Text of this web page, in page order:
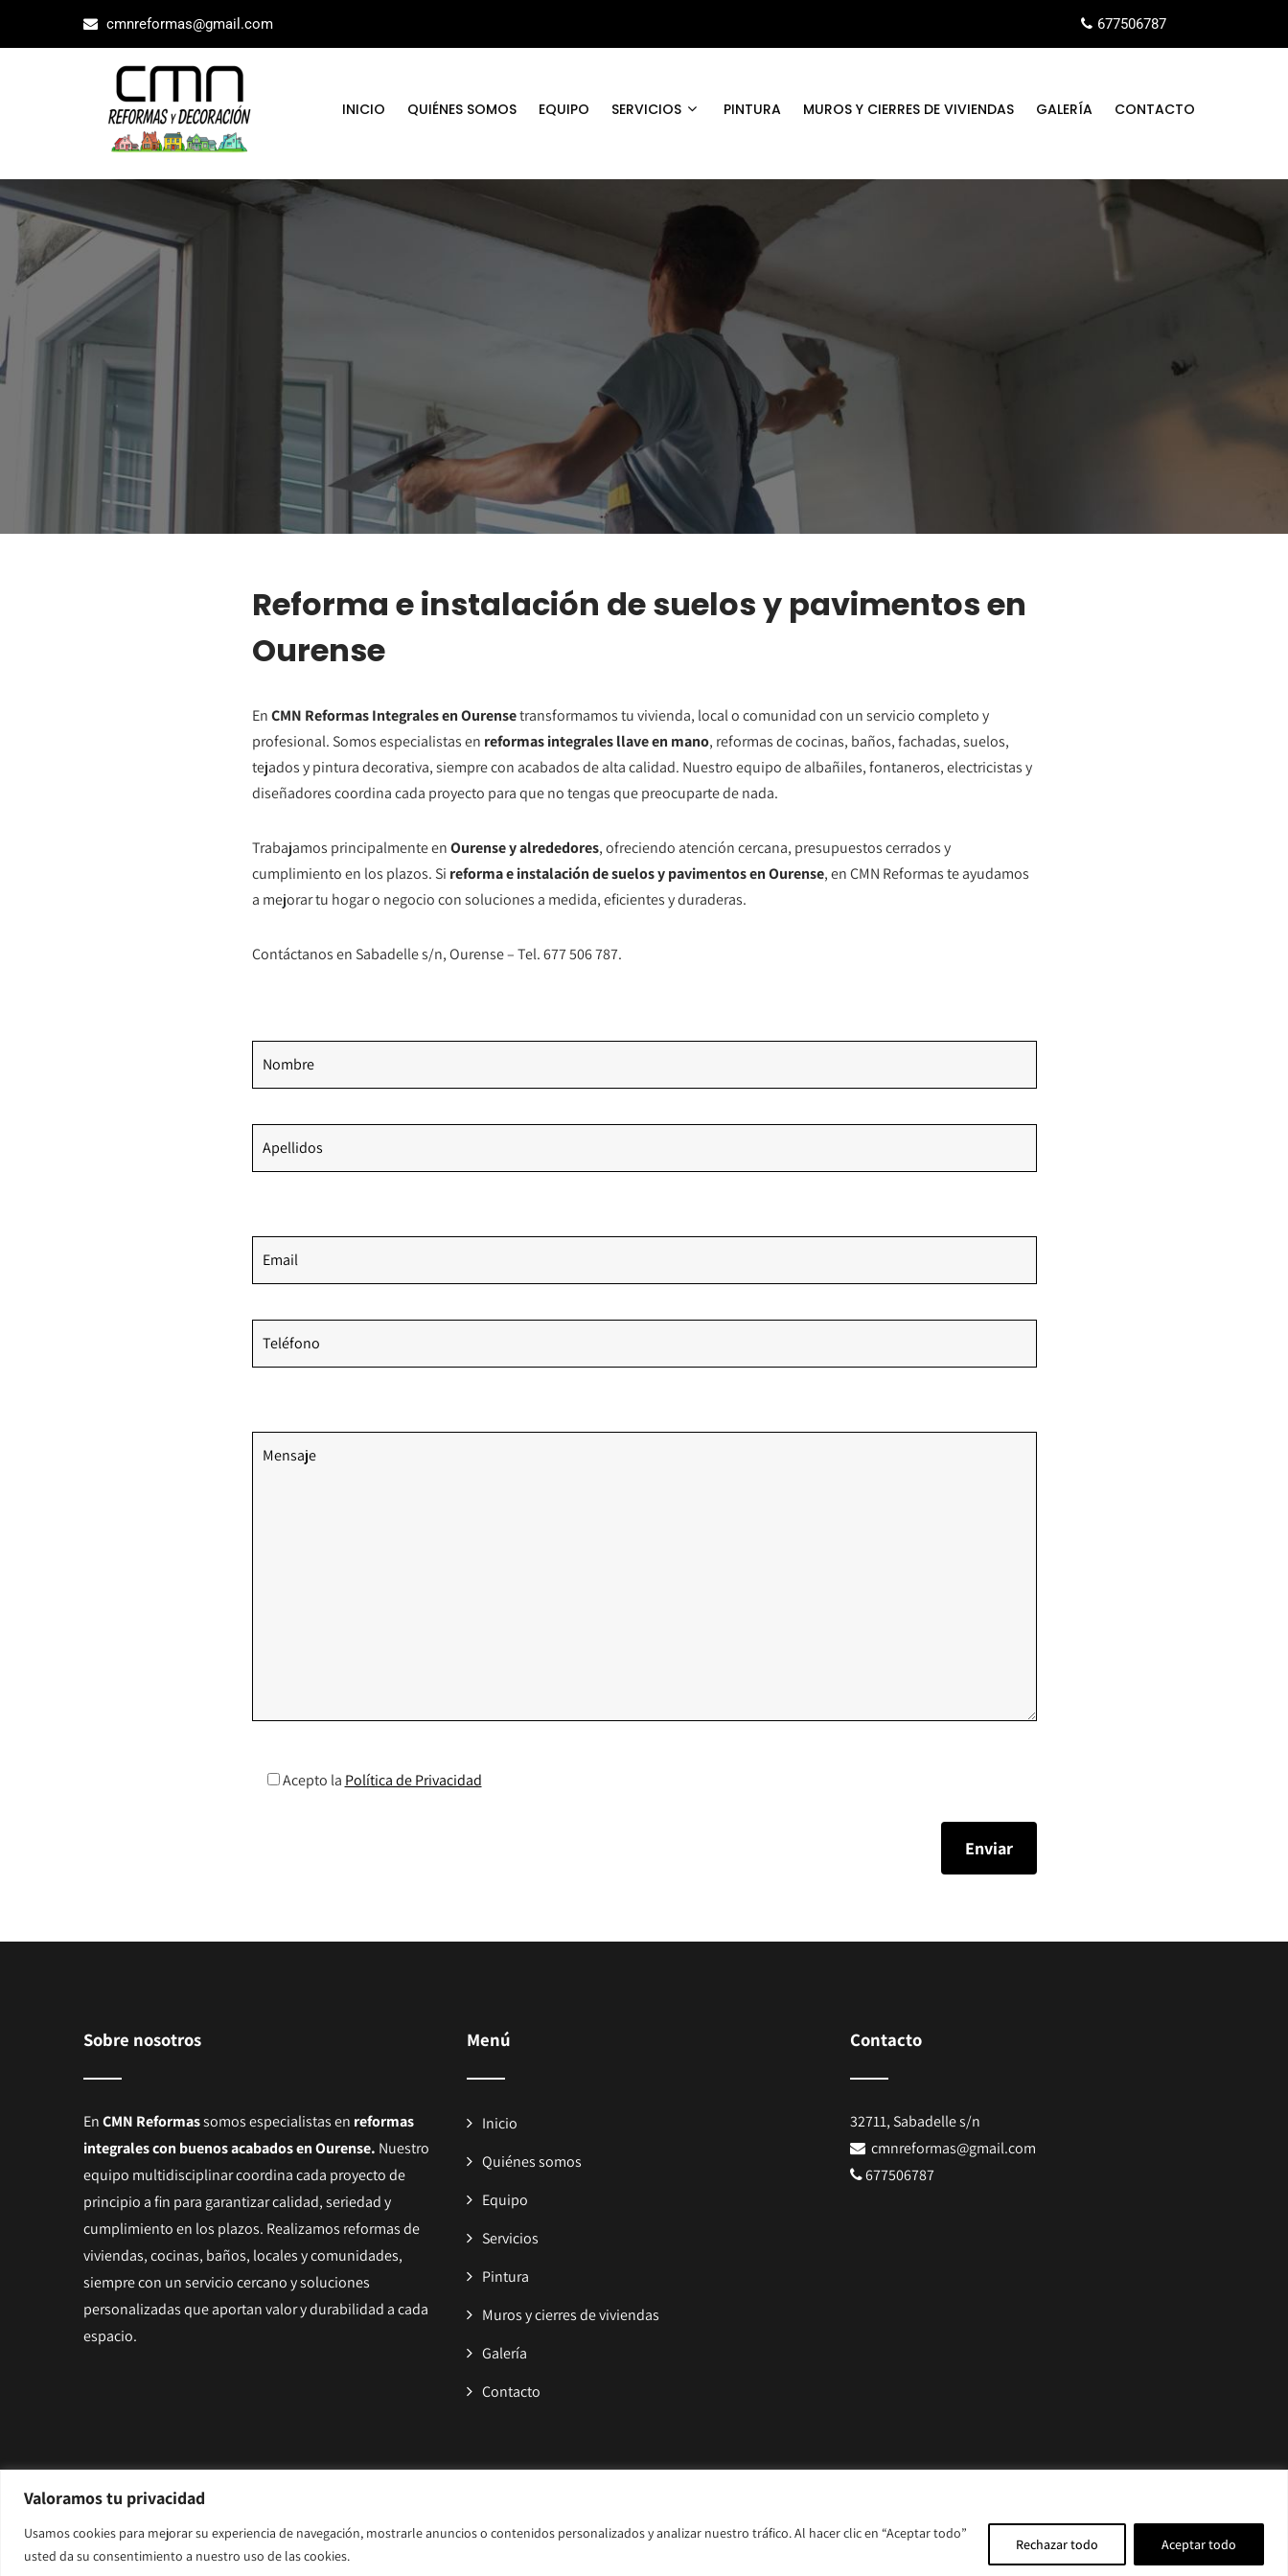
Valoramos tu privacidad
Usamos cookies para mejorar su experiencia de navegación, mostrarle anuncios o contenidos personalizados y analizar nuestro tráfico. Al hacer clic en “Aceptar todo”
usted da su consentimiento a nuestro uso de las cookies.
Rechazar todo Aceptar todo
cmnreformas@gmail.com 677506787
INICIO QUIÉNES SOMOS EQUIPO SERVICIOS PINTURA MUROS Y CIERRES DE VIVIENDAS GALERÍA CONTACTO
Reforma e instalación de suelos y pavimentos en
Ourense
EnCMN Reformas Integrales en Ourensetransformamos tu vivienda, local o comunidad con un servicio completo y
profesional. Somos especialistas en reformas integrales llave en mano, reformas de cocinas, baños, fachadas, suelos,
tejados y pintura decorativa, siempre con acabados de alta calidad. Nuestro equipo de albañiles, fontaneros, electricistas y
diseñadores coordina cada proyecto para que no tengas que preocuparte de nada.
Trabajamos principalmente enOurense y alrededores, ofreciendo atención cercana, presupuestos cerrados y
cumplimiento en los plazos. Si reforma e instalación de suelos y pavimentos en Ourense, en CMN Reformas te ayudamos
a mejorar tu hogar o negocio con soluciones a medida, eficientes y duraderas.
Contáctanos en Sabadelle s/n, Ourense – Tel. 677 506 787.
Acepto la Política de Privacidad
Sobre nosotros
EnCMN Reformassomos especialistas en reformas
integrales con buenos acabados en Ourense. Nuestro
equipo multidisciplinar coordina cada proyecto de
principio a fin para garantizar calidad, seriedad y
cumplimiento en los plazos. Realizamos reformas de
viviendas, cocinas, baños, locales y comunidades,
siempre con un servicio cercano y soluciones
personalizadas que aportan valor y durabilidad a cada
espacio.
Menú
Inicio
Quiénes somos
Equipo
Servicios
Pintura
Muros y cierres de viviendas
Galería
Contacto
Contacto
32711, Sabadelle s/n
cmnreformas@gmail.com
677506787
© Copyright 2025 | CMN Reformas |
Diseñado porCitiservi Media